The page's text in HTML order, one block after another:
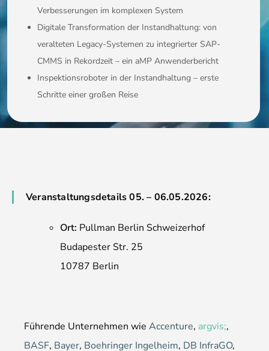
Verbesserungen im komplexen System
Digitale Transformation der Instandhaltung: von
veralteten Legacy-Systemen zu integrierter SAP-
CMMS in Rekordzeit – ein aMP Anwenderbericht
Inspektionsroboter in der Instandhaltung – erste
Schritte einer großen Reise
Veranstaltungsdetails 05. – 06.05.2026:
Ort: Pullman Berlin Schweizerhof
Budapester Str. 25
10787 Berlin
Führende Unternehmen wie Accenture, argvis;,
BASF, Bayer, Boehringer Ingelheim, DB InfraGO,